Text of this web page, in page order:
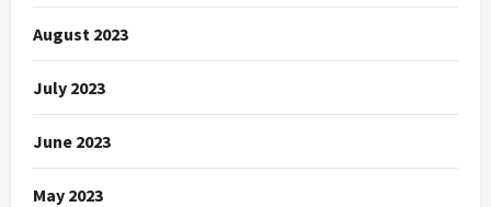
August 2023
July 2023
June 2023
May 2023